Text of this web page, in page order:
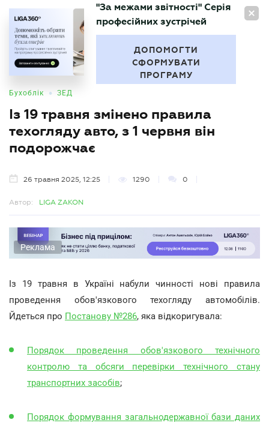
UA
БУХГАЛТЕР
"За межами звітності" Серія
професійних зустрічей
ДОПОМОГТИ
СФОРМУВАТИ
ПРОГРАМУ
Бухоблік • ЗЕД
Із 19 травня змінено правила
техогляду авто, з 1 червня він
подорожчає
26 травня 2025, 12:25 1290 0
Автор: LIGA ZAKON
Реклама
Із 19 травня в Україні набули чинності нові правила
проведення обов'язкового техогляду автомобілів.
Йдеться про Постанову №286, яка відкоригувала:
Порядок проведення обов'язкового технічного
контролю та обсяги перевірки технічного стану
транспортних засобів;
Порядок формування загальнодержавної бази даних